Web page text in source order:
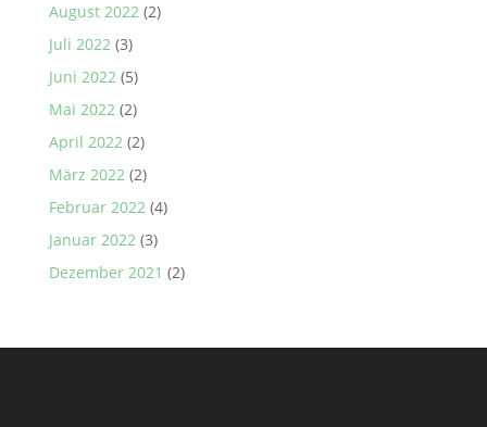
August 2022(2)
Juli 2022(3)
Juni 2022(5)
Mai 2022(2)
April 2022(2)
März 2022(2)
Februar 2022(4)
Januar 2022(3)
Dezember 2021 (2)